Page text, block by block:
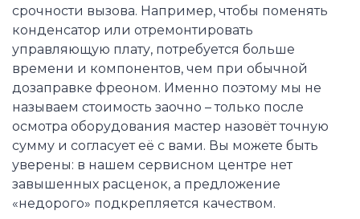
срочности вызова. Например, чтобы поменять
конденсатор или отремонтировать
управляющую плату, потребуется больше
времени и компонентов, чем при обычной
дозаправке фреоном. Именно поэтому мы не
называем стоимость заочно – только после
осмотра оборудования мастер назовёт точную
сумму и согласует её с вами. Вы можете быть
уверены: в нашем сервисном центре нет
завышенных расценок, а предложение
«недорого» подкрепляется качеством.